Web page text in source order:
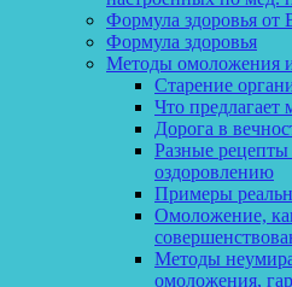
Формула здоровья
Формула здоровья
Методы омоложения
Старение
Что предлагает
Дорога в
Разные
оздоровлению
Примеры
Омоложение,
Методы
омоложения,